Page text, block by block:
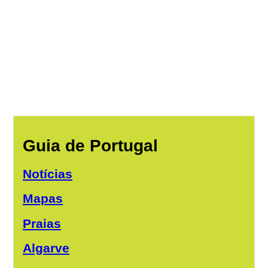
Guia de Portugal
Notícias
Mapas
Praias
Algarve